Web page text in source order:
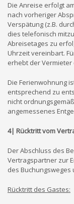
Die Anreise erfolgt
nach vorheriger
Verspätung (z.B.
dies telefonisch
Abreisetages zu
Uhrzeit vereinbart.
erhebt der Vermieter
Die Ferienwohnung
entsprechend zu
nicht
angemessenes
4| Rücktritt vom
Der Abschluss des
Vertragspartner zur
des
Rücktritt des Gastes: